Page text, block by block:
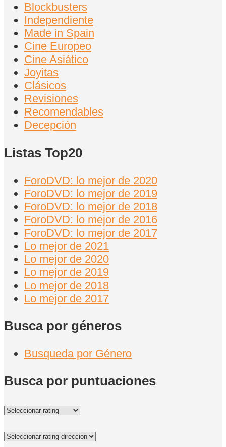
Blockbusters
Independiente
Made in Spain
Cine Europeo
Cine Asiático
Joyitas
Clásicos
Revisiones
Recomendables
Decepción
Listas Top20
ForoDVD: lo mejor de 2020
ForoDVD: lo mejor de 2019
ForoDVD: lo mejor de 2018
ForoDVD: lo mejor de 2016
ForoDVD: lo mejor de 2017
Lo mejor de 2021
Lo mejor de 2020
Lo mejor de 2019
Lo mejor de 2018
Lo mejor de 2017
Busca por géneros
Busqueda por Género
Busca por puntuaciones